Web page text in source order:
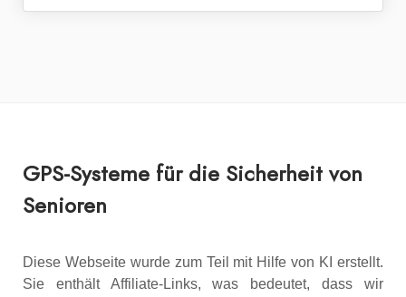
GPS-Systeme für die Sicherheit von
Senioren
Diese Webseite wurde zum Teil mit Hilfe von KI erstellt.
Sie enthält Affiliate-Links, was bedeutet, dass wir